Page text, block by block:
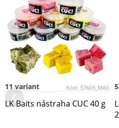
Kód: 57603_MAS
11 variant
LK Baits nástraha CUC 40 g